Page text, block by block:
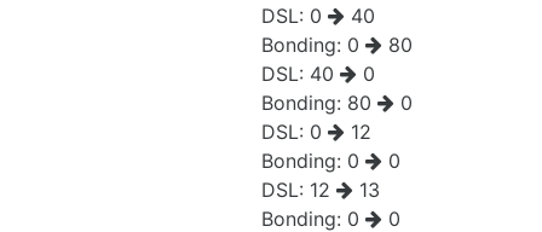
DSL: 0
40
Bonding: 0
80
DSL: 40
0
Bonding: 80
0
DSL: 0
12
Bonding: 0
0
DSL: 12
13
Bonding: 0 0